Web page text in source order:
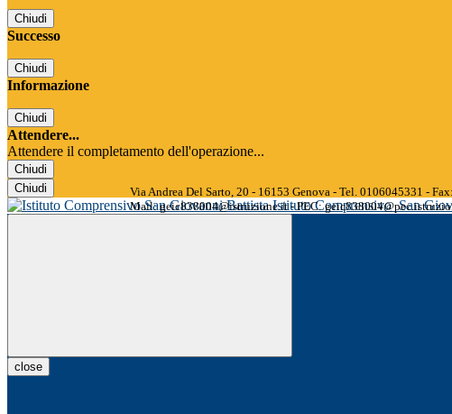
Chiudi
Successo
Chiudi
Informazione
Chiudi
Attendere...
Attendere il completamento dell'operazione...
Chiudi
Chiudi
Istituto Comprensivo San
Via Andrea Del Sarto, 20 - 16153 Genova - Tel. 0106045331 -
Mail: geic838004@istruzione.it - PEC:
close